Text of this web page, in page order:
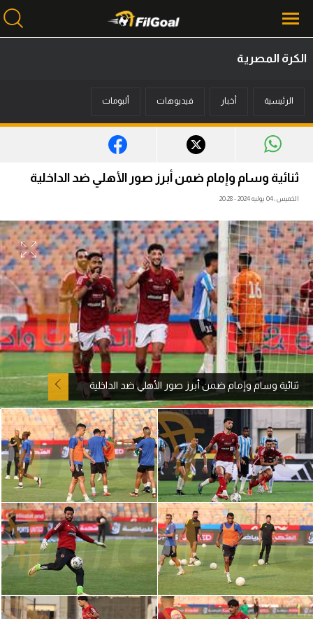
أخبار
ميركاتو
فانتازي في الجول
مسابقة التوقعات
فيديوهات
عدسات
آراء حرة
ركن الألعاب
بطولات
أمريكا 2026
الدوري المصري
الدوري الإنجليزي الممتاز
الدوري الإسباني
الدوري الإيطالي
الدوري الألماني
الكرة المصرية
الرئيسية أخبار فيديوهات ألبومات
ثنائية وسام وإمام ضمن أبرز صور الأهلي ضد الداخلية
الخميس، 04 يوليه 2024 - 20:28
ثنائية وسام وإمام ضمن أبرز صور الأهلي ضد الداخلية